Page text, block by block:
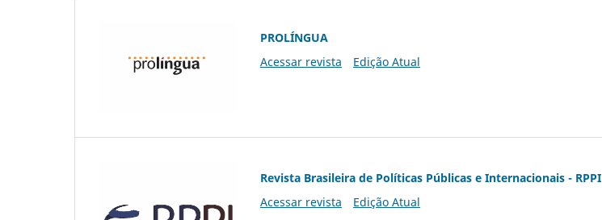
PROLÍNGUA
Acessar revista
Edição Atual
Revista Brasileira de Políticas Públicas e Internacionais - RPPI
Acessar revista
Edição Atual